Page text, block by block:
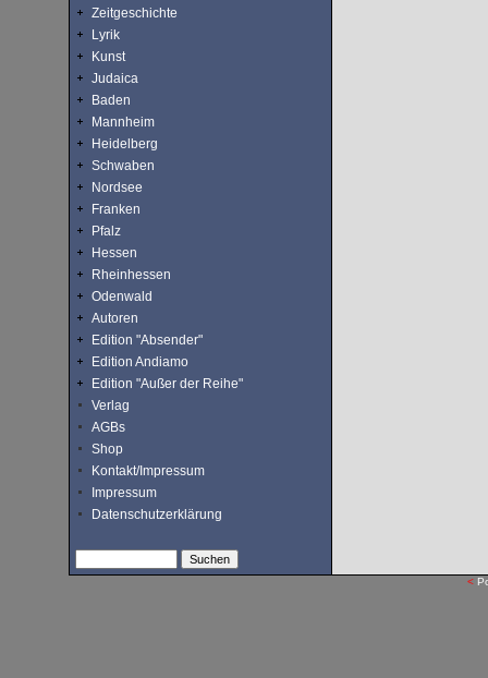
Zeitgeschichte
Lyrik
Kunst
Judaica
Baden
Mannheim
Heidelberg
Schwaben
Nordsee
Franken
Pfalz
Hessen
Rheinhessen
Odenwald
Autoren
Edition "Absender"
Edition Andiamo
Edition "Außer der Reihe"
Verlag
AGBs
Shop
Kontakt/Impressum
Impressum
Datenschutzerklärung
<